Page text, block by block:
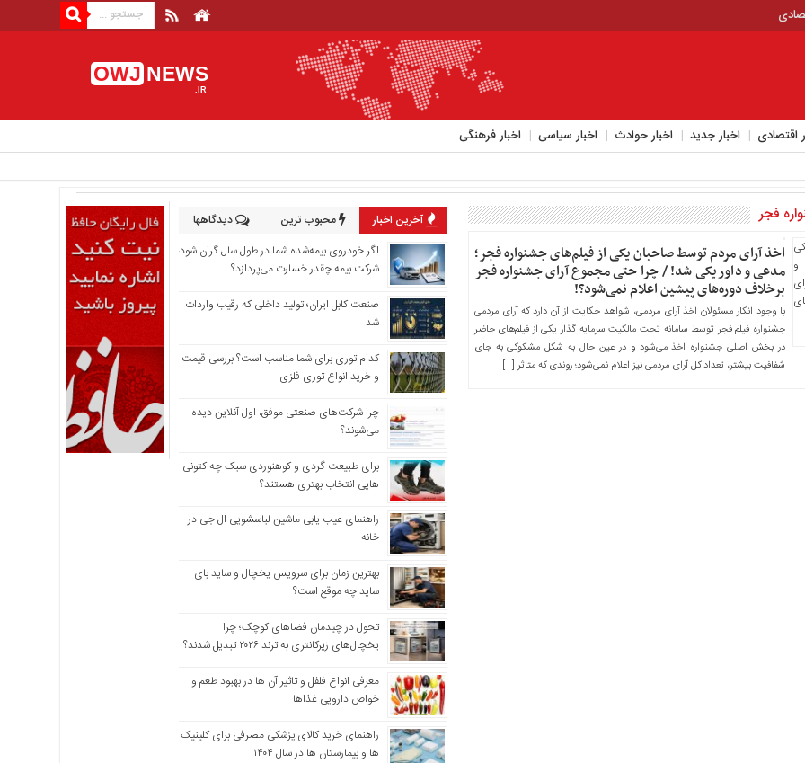
OWJ NEWS
.IR
اقتصادی اخبار جدید اخبار حوادث اخبار سیاسی اخبار فرهنگی
فجر
اخذ آرای مردم توسط صاحبان یکی از فیلم‌های جشنواره فجر؛
مدعی و داور یکی شد! / چرا حتی مجموع آرای جشنواره فجر
برخلاف دوره‌های پیشین اعلام نمی‌شود؟!
با وجود انکار مسئولان اخذ آرای مردمی، شواهد حکایت از آن دارد که آرای مردمی
جشنواره فیلم فجر توسط سامانه تحت مالکیت سرمایه گذار یکی از فیلم‌های حاضر
در بخش اصلی جشنواره اخذ می‌شود و در عین حال به شکل مشکوکی به جای
شفافیت بیشتر، تعداد کل آرای مردمی نیز اعلام نمی‌شود؛ روندی که متاثر […]
آخرین اخبار محبوب ترین
دیدگاهها
اگر خودروی بیمه‌شده شما در طول سال گران شود،
شرکت بیمه چقدر خسارت می‌پردازد؟
صنعت کابل ایران؛ تولید داخلی که رقیب واردات
شد
کدام توری برای شما مناسب است؟ بررسی قیمت
و خرید انواع توری فلزی
چرا شرکت‌های صنعتی موفق، اول آنلاین دیده
می‌شوند؟
برای طبیعت گردی و کوهنوردی سبک چه کتونی
هایی انتخاب بهتری هستند؟
راهنمای عیب یابی ماشین لباسشویی ال جی در
خانه
بهترین زمان برای سرویس یخچال و ساید بای
ساید چه موقع است؟
تحول در چیدمان فضاهای کوچک؛ چرا
یخچال‌های زیرکانتری به ترند ۲۰۲۶ تبدیل شدند؟
معرفی انواع فلفل و تاثیر آن ‌ها در بهبود طعم و
خواص دارویی غذاها
راهنمای خرید کالای پزشکی مصرفی برای کلینیک
ها و بیمارستان ها در سال ۱۴۰۴